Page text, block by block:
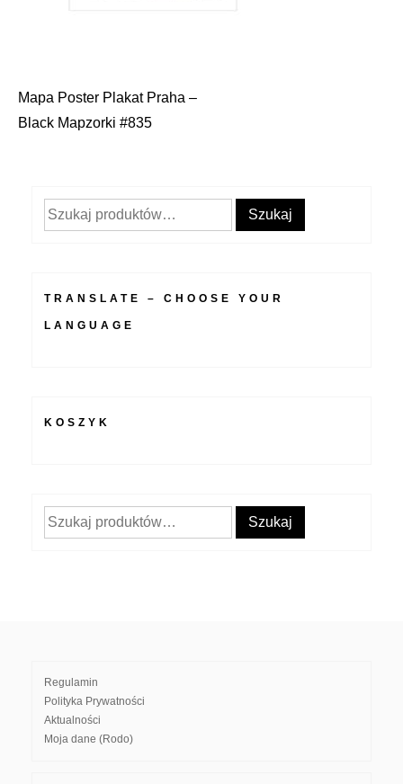
Nawigacja
Mapa Poster Plakat Praha –
Black Mapzorki #835
Szukaj: Szukaj
TRANSLATE – CHOOSE YOUR
LANGUAGE
KOSZYK
Szukaj: Szukaj
Regulamin
Polityka Prywatności
Aktualności
Moja dane (Rodo)